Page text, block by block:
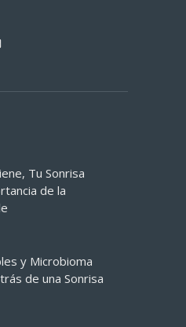
Tu Sonrisa
de la
y Microbioma
de una Sonrisa